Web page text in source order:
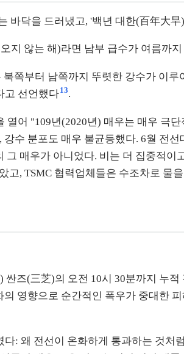
바닥을 드러냈고, '백년 대한(百年大
지 않는 해)라면 남부 급수가 여름까
쪽부터 남쪽까지 뚜렷한 강수가 이루
고 선언했다13.
어 "109년(2020년) 매우는 매우 극
수 분포도 매우 불균등했다. 6월 전
그 매우가 아니었다. 비는 더 집중적이
고, TSMC 협력업체들은 수조차로 물
즈(三芝)의 오전 10시 30분까지 누
영향으로 순간적인 폭우가 중대한
: 왜 전선이 온화하게 통과하는 것처